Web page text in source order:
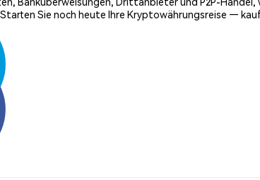
Sie noch heute Ihre Kryptowährungsreise —